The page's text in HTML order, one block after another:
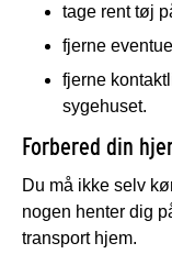
tage rent tøj
fjerne
fjerne
sygehuset.
Forbered din
Du må ikke selv
nogen henter dig
transport hjem.